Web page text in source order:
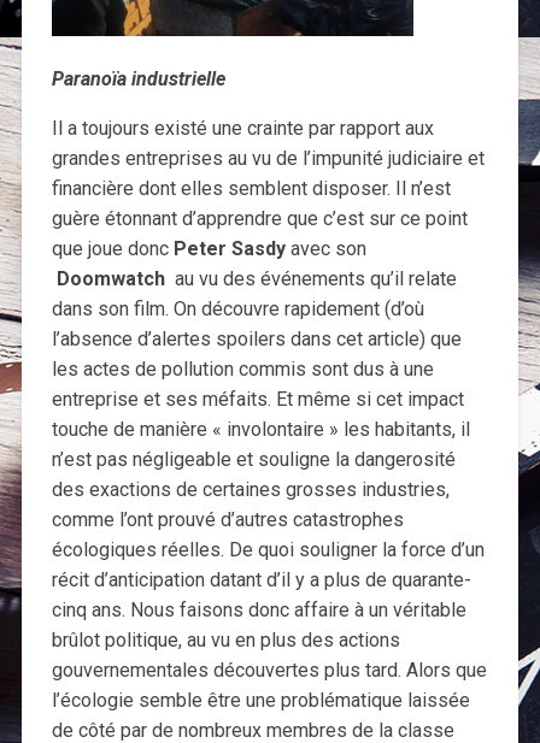
Paranoïa industrielle
Il a toujours existé une crainte par rapport aux
grandes entreprises au vu de l’impunité judiciaire et
financière dont elles semblent disposer. Il n’est
guère étonnant d’apprendre que c’est sur ce point
que joue donc Peter Sasdyavec son
Doomwatchau vu des événements qu’il relate
dans son film. On découvre rapidement (d’où
l’absence d’alertes spoilers dans cet article) que
les actes de pollution commis sont dus à une
entreprise et ses méfaits. Et même si cet impact
touche de manière « involontaire » les habitants, il
n’est pas négligeable et souligne la dangerosité
des exactions de certaines grosses industries,
comme l’ont prouvé d’autres catastrophes
écologiques réelles. De quoi souligner la force d’un
récit d’anticipation datant d’il y a plus de quarante-
cinq ans. Nous faisons donc affaire à un véritable
brûlot politique, au vu en plus des actions
gouvernementales découvertes plus tard. Alors que
l’écologie semble être une problématique laissée
de côté par de nombreux membres de la classe